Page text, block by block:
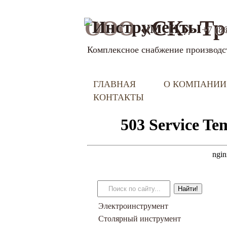
ООО«СК»
Комплексное снабжение
+7
ГЛАВНАЯ
О КОМПАНИИ
КОНТАКТЫ
Электроинструмент
Столярный инструмент